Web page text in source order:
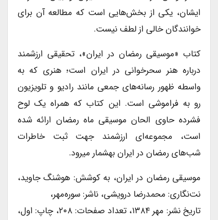
ایشان،‌ یکی از بخش‌هایی است که مطالعه آن‌ برای
خوانندگان خالی از لطف نیست.
کتاب «موسیقی رمضان در ایران»، تحقیقی ارزشمند
درباره هنر سحرخوانی در ایران است؛ هنری که به
واسطه ظهور رسانه‌های جمعی مانند رادیو و تلویزیون
رو به فراموشی است. این کتاب که همراه یک لوح
فشرده حاوی الحان موسیقی ماه رمضان ارائه شده
است،‌ مجموعه‌ای ارزشمند جهت ثبت خاطرات
شب‌های رمضان در ایران به­شمار می­رود.
موسیقی رمضان در ایران، به کوشش: هوشنگ جاوید،
نت‌نگاری: محمدرضا درویشی، ناشر: سوره‌مهر،
تاریخ نشر: مهر ۱۳۸۴، تعداد صفحات: ۲۰۸، چاپ: اول،